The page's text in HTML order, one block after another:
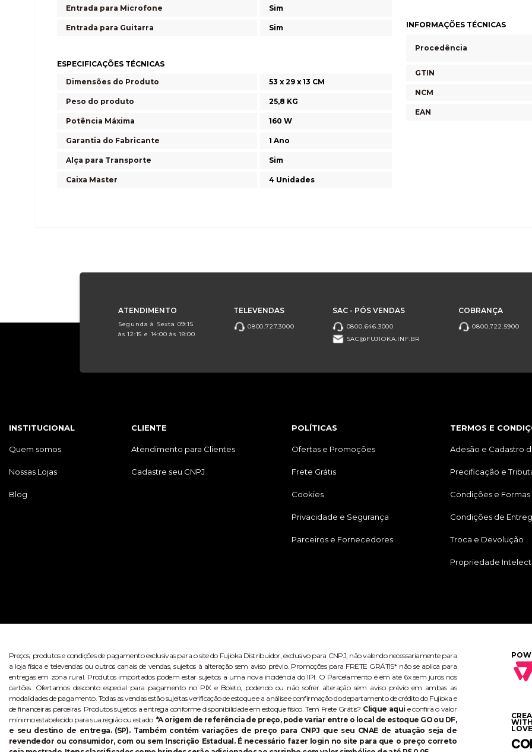
Entrada para Microfone Sim
Entrada para Guitarra Sim
ESPECIFICAÇÕES TÉCNICAS
Dimensões do Produto
53 x 29 x 13 CM
Peso do produto 25,8 KG
Potência Máxima 160 W
Garantia do Fabricante 1 Ano
Alça para Transporte Sim
Caixa Master 4 Unidades
INFORMAÇÕES TÉCNICAS
Procedência
GTIN
NCM
EAN
ATENDIMENTO
Segunda à Sexta 09:15
às 12:15 e 14:00 às 18:00
TELEVENDAS
0800.727.3000
SAC - PÓS VENDAS
0800.646.3000
SAC@FUJIOKA.INF.BR
COBRANÇA
0800.722.5900
INSTITUCIONAL
Quem somos
Nossas Lojas
Blog
CLIENTE
Atendimento para Clientes
Cadastre seu CNPJ
POLÍTICAS
Ofertas e Promoções
Frete Grátis
Cookies
Privacidade e Segurança
Parceiros e Fornecedores
TERMOS E
Adesão e Cadastro
Precificação e
Condições e
Condições de
Troca e Devolução
Propriedade
Preços, produtos e condições de pagamento exclusivas para o site do Fujioka Distribuidor, exclusivo para CNPJ, não valendo necessariamente para
a loja física e televendas ou outros canais de vendas, sujeitos à alteração sem aviso prévio. Promoções para FRETE GRÁTIS* não se aplica para
entregas em zona rural. Produtos importados podem estar sujeitos a uma nova incidência do IPI. O Parcelamento é em até 6x sem juros nos
cartões. Ofertamos desconto especial para pagamento no PIX e Boleto, podendo ou não sofrer alteração sem aviso prévio em ambas as
modalidades de pagamento. Todas as vendas estão sujeitas verificação de estoque e a análise e confirmação do departamento de crédito do Fujioka e
de financeiras parceiras. Produtos sujeitos a entrega conforme disponibilidade em estoque físico. Tem Frete Grátis? Clique aqui e confira o valor
mínimo estabelecido para sua região ou estado. *A origem de referência de preço, pode variar entre o local de estoque GO ou DF,
e seu destino de entrega. (SP). Também contém variações de preço para CNPJ que seu CNAE de atuação seja de
revendedor ou consumidor, com ou sem Inscrição Estadual. É necessário fazer login no site para que o preço correto